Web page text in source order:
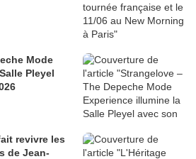
Mode
Pleyel
revivre les
de Jean-